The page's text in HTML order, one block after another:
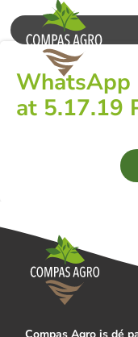
WhatsApp
at 5.17.19